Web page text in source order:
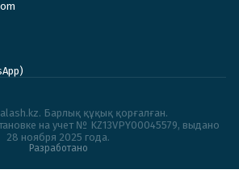
Барлық құқық қорғалған.
на учет № KZ13VPY00045579, выдано
28 ноября 2025 года.
Разработано